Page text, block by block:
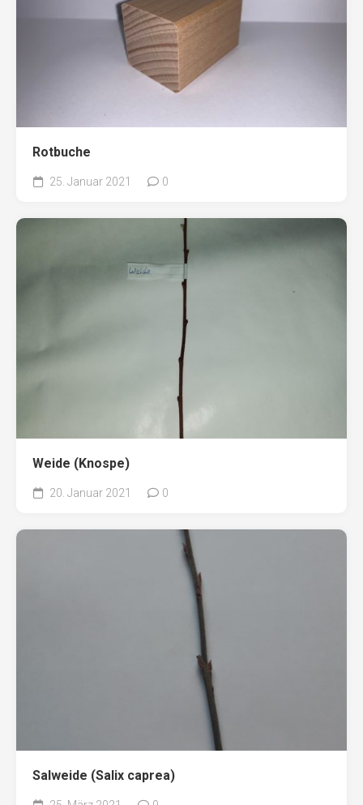
Rotbuche
25. Januar 2021 0
Weide (Knospe)
20. Januar 2021 0
Salweide (Salix caprea)